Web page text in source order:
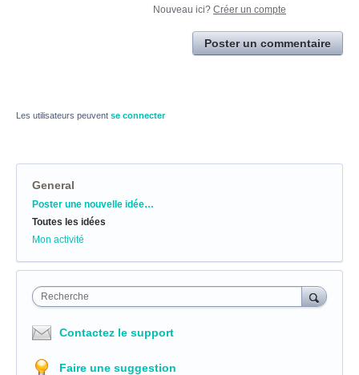
Nouveau ici? Créer un compte
Poster un commentaire
Les utilisateurs peuvent se connecter
General
Catégories
Poster une nouvelle idée…
Toutes les idées
Mon activité
Recherche
Contactez le support
Faire une suggestion